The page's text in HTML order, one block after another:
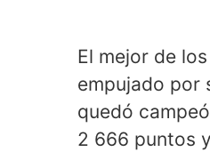
El mejor de
empujado por
quedó
2 666 puntos